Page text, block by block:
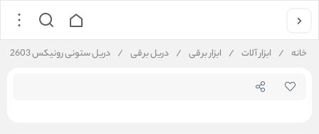
خانه / ابزار آلات / ابزار برقی / دریل برقی / دریل ستونی رونیکس 2603